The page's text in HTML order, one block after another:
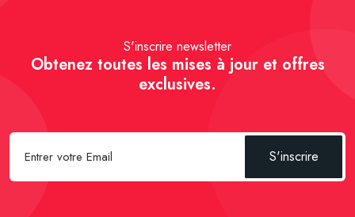
S'inscrire newsletter
Obtenez toutes les mises à jour et offres
exclusives.
S'inscrire